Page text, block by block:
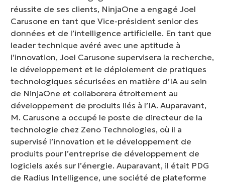
réussite de ses clients, NinjaOne a engagé Joel
Carusone en tant que Vice-président senior des
données et de l’intelligence artificielle. En tant que
leader technique avéré avec une aptitude à
l’innovation, Joel Carusone supervisera la recherche,
le développement et le déploiement de pratiques
technologiques sécurisées en matière d’IA au sein
de NinjaOne et collaborera étroitement au
développement de produits liés à l’IA. Auparavant,
M. Carusone a occupé le poste de directeur de la
technologie chez Zeno Technologies, où il a
supervisé l’innovation et le développement de
produits pour l’entreprise de développement de
logiciels axés sur l’énergie. Auparavant, il était PDG
de Radius Intelligence, une société de plateforme